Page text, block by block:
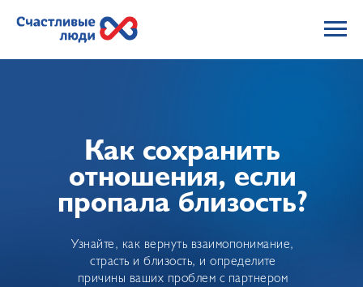
Узнайте, как вернуть взаимопонимание,
страсть и близость, и определите
причины ваших проблем с партнером
Как сохранить
отношения, если
пропала близость?